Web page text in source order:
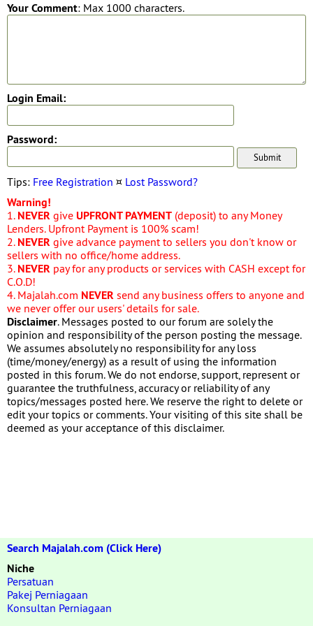
Your Comment: Max 1000 characters.
Login Email:
Password:
Tips: Free Registration ¤ Lost Password?
Warning!
1. NEVER give UPFRONT PAYMENT (deposit) to any Money
Lenders. Upfront Payment is 100% scam!
2. NEVER give advance payment to sellers you don't know or
sellers with no office/home address.
3. NEVER pay for any products or services with CASH except for
C.O.D!
4. Majalah.com NEVER send any business offers to anyone and
we never offer our users' details for sale.
Disclaimer. Messages posted to our forum are solely the
opinion and responsibility of the person posting the message.
We assumes absolutely no responsibility for any loss
(time/money/energy) as a result of using the information
posted in this forum. We do not endorse, support, represent or
guarantee the truthfulness, accuracy or reliability of any
topics/messages posted here. We reserve the right to delete or
edit your topics or comments. Your visiting of this site shall be
deemed as your acceptance of this disclaimer.
Search Majalah.com (Click Here)
Niche
Persatuan
Pakej Perniagaan
Konsultan Perniagaan